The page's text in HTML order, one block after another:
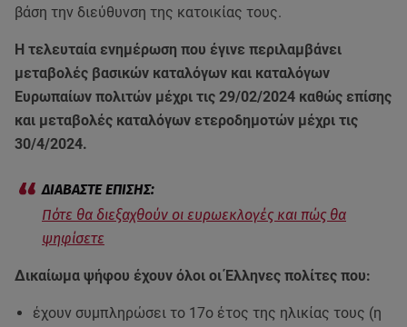
βάση την διεύθυνση της κατοικίας τους.
Η τελευταία ενημέρωση που έγινε περιλαμβάνει
μεταβολές βασικών καταλόγων και καταλόγων
Ευρωπαίων πολιτών μέχρι τις 29/02/2024 καθώς επίσης
και μεταβολές καταλόγων ετεροδημοτών μέχρι τις
30/4/2024.
Πότε θα διεξαχθούν οι ευρωεκλογές και πώς θα
ψηφίσετε
Δικαίωμα ψήφου έχουν όλοι οι Έλληνες πολίτες που:
έχουν συμπληρώσει το 17ο έτος της ηλικίας τους (η